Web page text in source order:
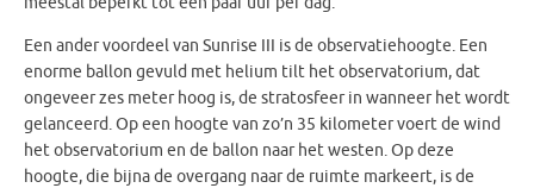
Een ander voordeel van Sunrise III is de observatiehoogte. Een
enorme ballon gevuld met helium tilt het observatorium, dat
ongeveer zes meter hoog is, de stratosfeer in wanneer het wordt
gelanceerd. Op een hoogte van zo’n 35 kilometer voert de wind
het observatorium en de ballon naar het westen. Op deze
hoogte, die bijna de overgang naar de ruimte markeert, is de